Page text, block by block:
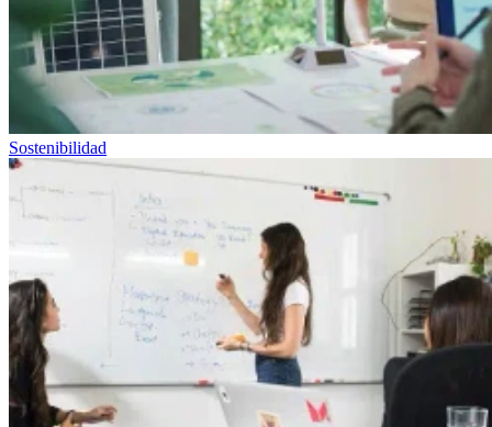
Sostenibilidad